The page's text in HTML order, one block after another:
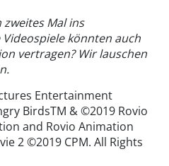
Mal ins
könnten auch
vertragen? Wir lauschen
Entertainment
BirdsTM & ©2019 Rovio
and Rovio Animation
2 ©2019 CPM. All Rights